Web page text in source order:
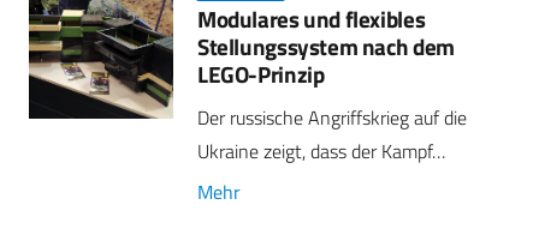
Modulares und flexibles
Stellungssystem nach dem
LEGO-Prinzip
Der russische Angriffskrieg auf die
Ukraine zeigt, dass der Kampf…
Mehr